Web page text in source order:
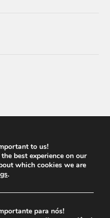
to us!
best experience on our
which cookies we are
.
para nós!